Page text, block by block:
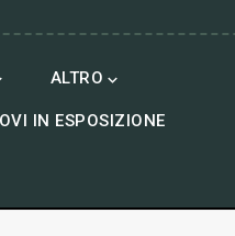
ALTRO 
IN ESPOSIZIONE